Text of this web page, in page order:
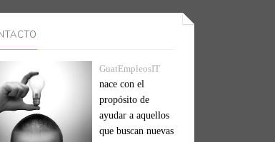
GuatEmpleosIT
nace con el
propósito de
ayudar a aquellos
que buscan nuevas